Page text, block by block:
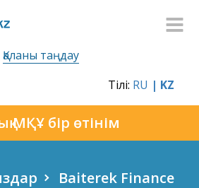
Қаланы таңдау
МҚҰ бір өтінім
Тілі: RU | KZ
Baiterek Finance